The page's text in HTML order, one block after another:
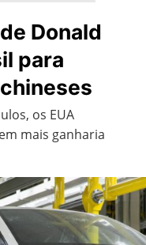
Donald
para
os EUA
mais ganharia